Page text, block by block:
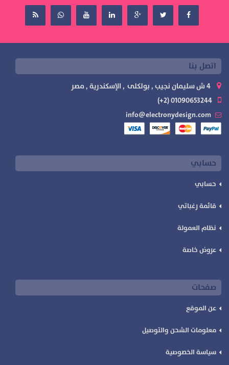
اتصل بنا
info@electronydesign.com
حسابي
حسابي
قائمة رغباتي
نظام العمولة
عروض خاصة
صفحات
عن الموقع
معلومات الشحن والتوصيل
سياسة الخصوصية